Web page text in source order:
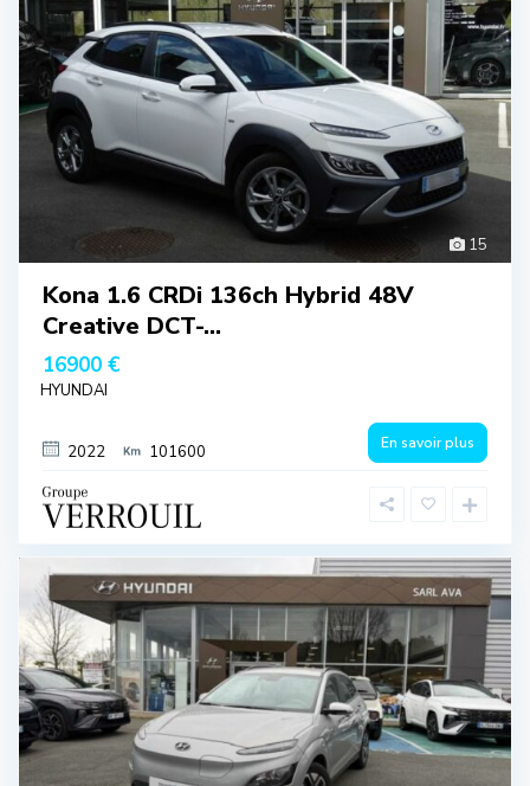
15
Kona 1.6 CRDi 136ch Hybrid 48V
Creative DCT-...
16900 €
HYUNDAI
2022 101600 En savoir plus